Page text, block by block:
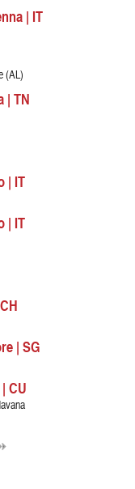
| IT
(AL)
| TN
| IT
| IT
| SG
CU